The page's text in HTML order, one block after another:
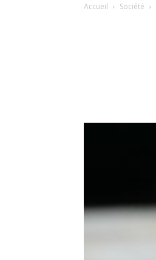
Accueil Société